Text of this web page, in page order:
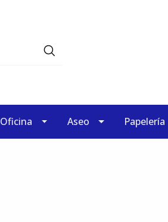
Oficina Aseo Papelería